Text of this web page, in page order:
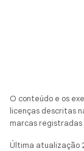
O conteúdo e os
licenças descritas
marcas registradas
Última atualização